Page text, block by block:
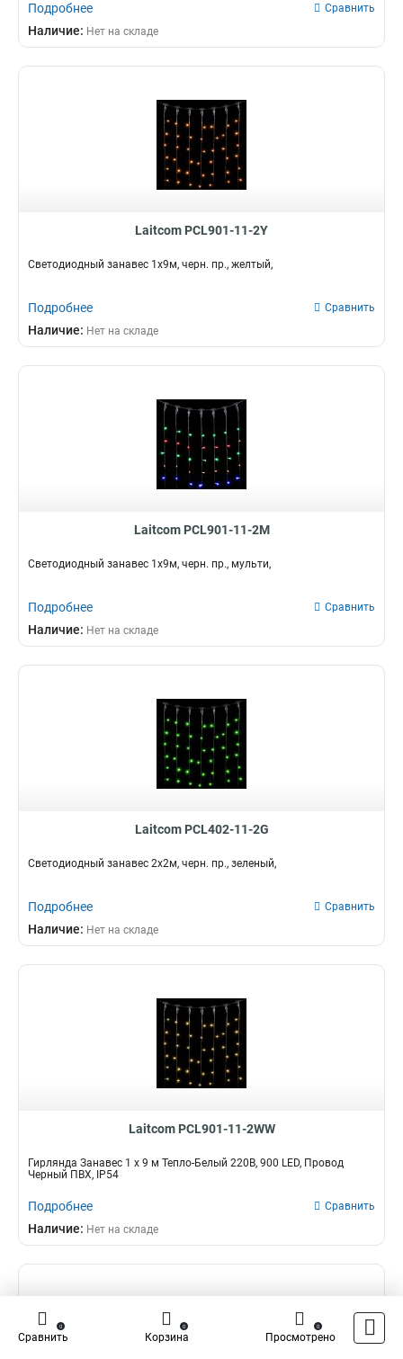
Подробнее Сравнить
Наличие: Нет на складе
Laitcom PCL901-11-2Y
Светодиодный занавес 1x9м, черн. пр., желтый,
Подробнее Сравнить
Наличие: Нет на складе
Laitcom PCL901-11-2M
Светодиодный занавес 1x9м, черн. пр., мульти,
Подробнее Сравнить
Наличие: Нет на складе
Laitcom PCL402-11-2G
Светодиодный занавес 2x2м, черн. пр., зеленый,
Подробнее Сравнить
Наличие: Нет на складе
Laitcom PCL901-11-2WW
Гирлянда Занавес 1 x 9 м Тепло-Белый 220В, 900 LED, Провод
Черный ПВХ, IP54
Подробнее Сравнить
Наличие: Нет на складе
Сравнить
0
Корзина
0
Просмотрено
0